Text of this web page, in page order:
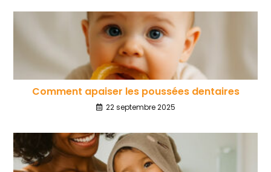
Comment apaiser les poussées dentaires
22 septembre 2025